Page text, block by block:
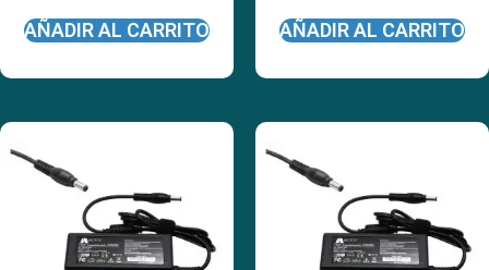
AÑADIR AL CARRITO AÑADIR AL CARRITO